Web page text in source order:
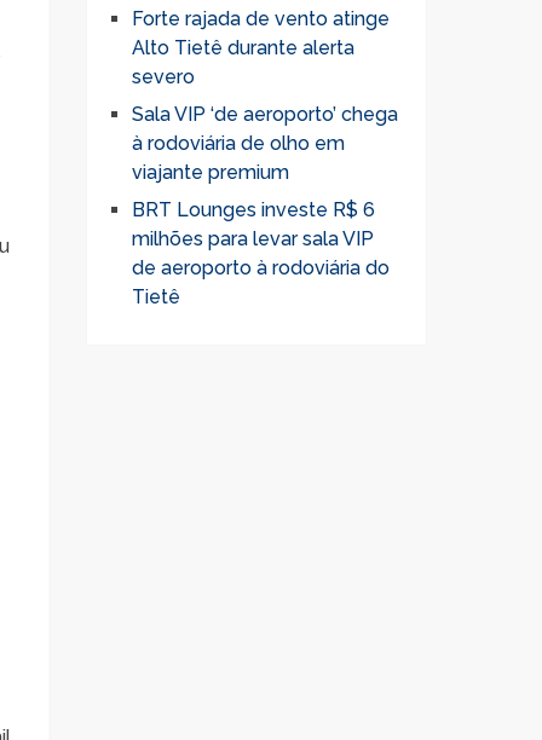
Forte rajada de vento atinge
Alto Tietê durante alerta
severo
Sala VIP ‘de aeroporto’ chega
à rodoviária de olho em
viajante premium
BRT Lounges investe R$ 6
milhões para levar sala VIP
de aeroporto à rodoviária do
Tietê